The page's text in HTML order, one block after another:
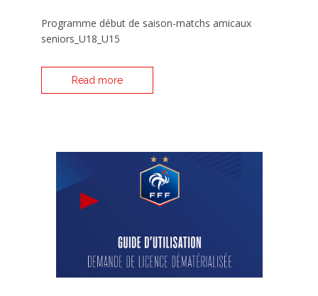
Programme début de saison-matchs amicaux
seniors_U18_U15
Read more